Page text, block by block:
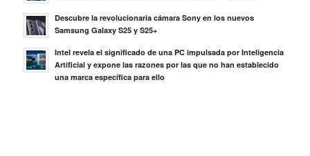
Descubre la revolucionaria cámara Sony en los nuevos
Samsung Galaxy S25 y S25+
Intel revela el significado de una PC impulsada por Inteligencia
Artificial y expone las razones por las que no han establecido
una marca específica para ello